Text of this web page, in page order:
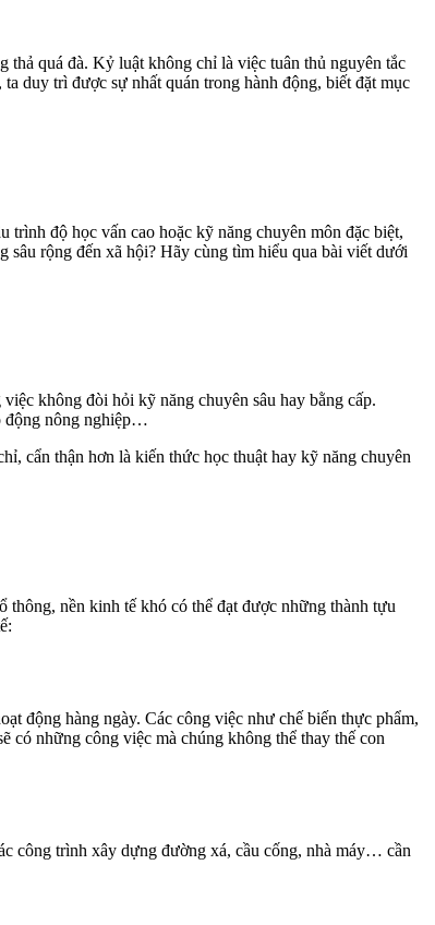
thả quá đà. Kỷ luật không chỉ là việc tuân thủ nguyên tắc
duy trì được sự nhất quán trong hành động, biết đặt mục
độ học vấn cao hoặc kỹ năng chuyên môn đặc biệt,
sâu rộng đến xã hội? Hãy cùng tìm hiểu qua bài viết dưới
không đòi hỏi kỹ năng chuyên sâu hay bằng cấp.
động nông nghiệp…
cẩn thận hơn là kiến thức học thuật hay kỹ năng chuyên
nền kinh tế khó có thể đạt được những thành tựu
động hàng ngày. Các công việc như chế biến thực phẩm,
có những công việc mà chúng không thể thay thế con
công trình xây dựng đường xá, cầu cống, nhà máy… cần